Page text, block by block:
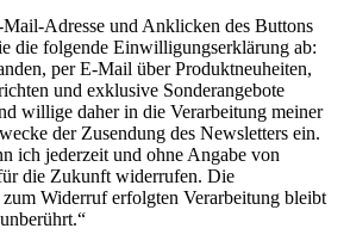
Adresse und Anklicken des Buttons
die folgende Einwilligungserklärung ab:
per E-Mail über Produktneuheiten,
und exklusive Sonderangebote
willige daher in die Verarbeitung meiner
der Zusendung des Newsletters ein.
ich jederzeit und ohne Angabe von
die Zukunft widerrufen. Die
Widerruf erfolgten Verarbeitung bleibt